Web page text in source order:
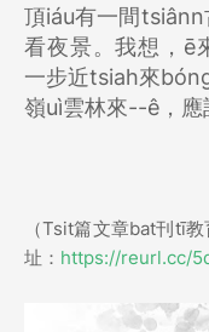
頂iáu有一間tsiânn
看夜景。我想，ē
一步近tsiah來
嶺uì雲林來--ê，應
（Tsit篇文章bat刊tī
址： https://reurl.cc/